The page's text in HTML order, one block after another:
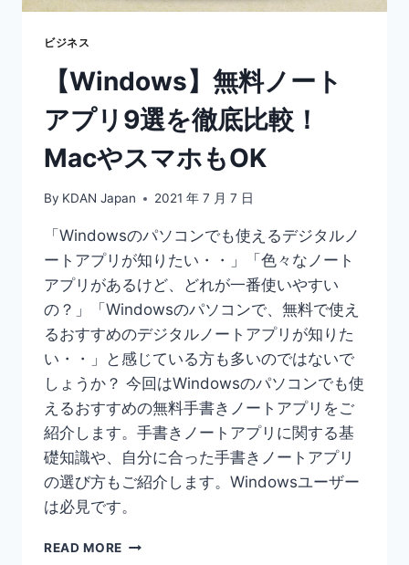
仕
事
で
の
メ
モ
と
方
ビジネス
【Windows】無料ノート
アプリ9選を徹底比較！
MacやスマホもOK
By KDAN Japan 2021 年 7 月 7 日
「Windowsのパソコンでも使えるデジタルノ
ートアプリが知りたい・・」「色々なノート
アプリがあるけど、どれが一番使いやすい
の？」「Windowsのパソコンで、無料で使え
るおすすめのデジタルノートアプリが知りた
い・・」と感じている方も多いのではないで
しょうか？ 今回はWindowsのパソコンでも使
えるおすすめの無料手書きノートアプリをご
紹介します。手書きノートアプリに関する基
礎知識や、自分に合った手書きノートアプリ
の選び方もご紹介します。Windowsユーザー
は必見です。
READ MORE 【WINDOWS】